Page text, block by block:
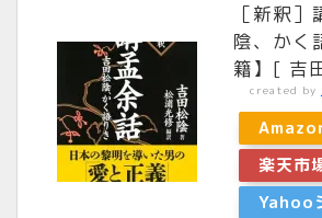
［新釈
陰、かく
籍】[ 吉
created by
楽天市
Yahoo